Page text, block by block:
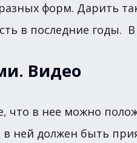
форм. Дарить
в последние годы.
Видео
что в нее можно
ней должен быть